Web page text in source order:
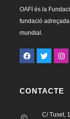
OAFI és la
fundació
mundial.
CONTACTE
C/ Tuset,